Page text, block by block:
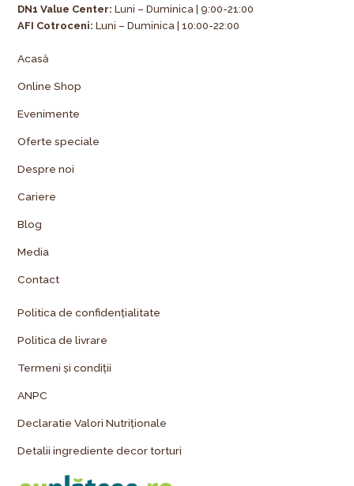
DN1 Value Center: Luni – Duminica | 9:00-21:00
AFI Cotroceni: Luni – Duminica | 10:00-22:00
Acasă
Online Shop
Evenimente
Oferte speciale
Despre noi
Cariere
Blog
Media
Contact
Politica de confidențialitate
Politica de livrare
Termeni și condiții
ANPC
Declaratie Valori Nutriționale
Detalii ingrediente decor torturi